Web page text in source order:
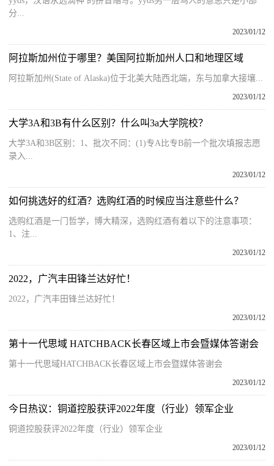
分...
2023/01/12
阿拉斯加州位于哪里？美国阿拉斯加州人口和地理区域
阿拉斯加州(State of Alaska)位于北美大陆西北端，东与加拿大接壤...
2023/01/12
大学3A和3B有什么区别？什么叫3a大学院校？
大学3A和3B区别：1、批次不同：(1)专A比专B前一个批次填报志愿
录入...
2023/01/12
如何挑选好的红酒？选购红酒的时候应当注意些什么？
选购红酒是一门哲学，博大精深，选购红酒有着以下的注意事项：
1、注...
2023/01/12
2022，广汽丰田锋兰达好忙！
2022，广汽丰田锋兰达好忙！
2023/01/12
第十一代思域 HATCHBACK长春区域上市会暨媒体答谢会
第十一代思域HATCHBACK长春区域上市会暨媒体答谢会
2023/01/12
今日热议：铜道控股获评2022年度（行业）领军企业
铜道控股获评2022年度（行业）领军企业
2023/01/12